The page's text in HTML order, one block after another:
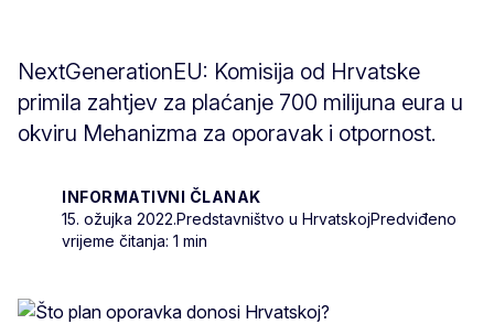
NextGenerationEU: Komisija od Hrvatske
primila zahtjev za plaćanje 700 milijuna eura u
okviru Mehanizma za oporavak i otpornost.
INFORMATIVNI ČLANAK
15. ožujka 2022.Predstavništvo u HrvatskojPredviđeno
vrijeme čitanja: 1 min